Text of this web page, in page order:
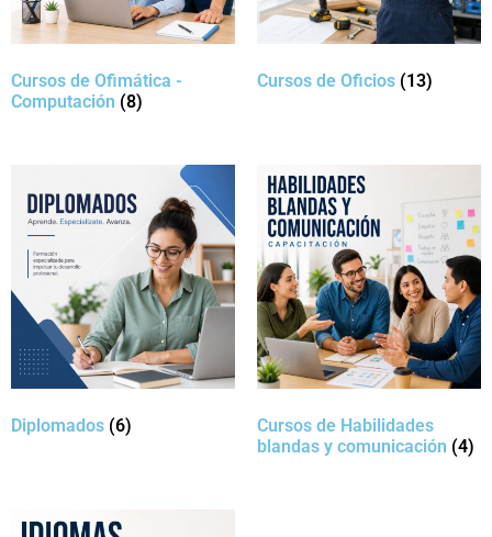
Cursos de Ofimática -
Computación (8)
Cursos de Oficios (13)
Diplomados (6)
Cursos de Habilidades
blandas y comunicación (4)